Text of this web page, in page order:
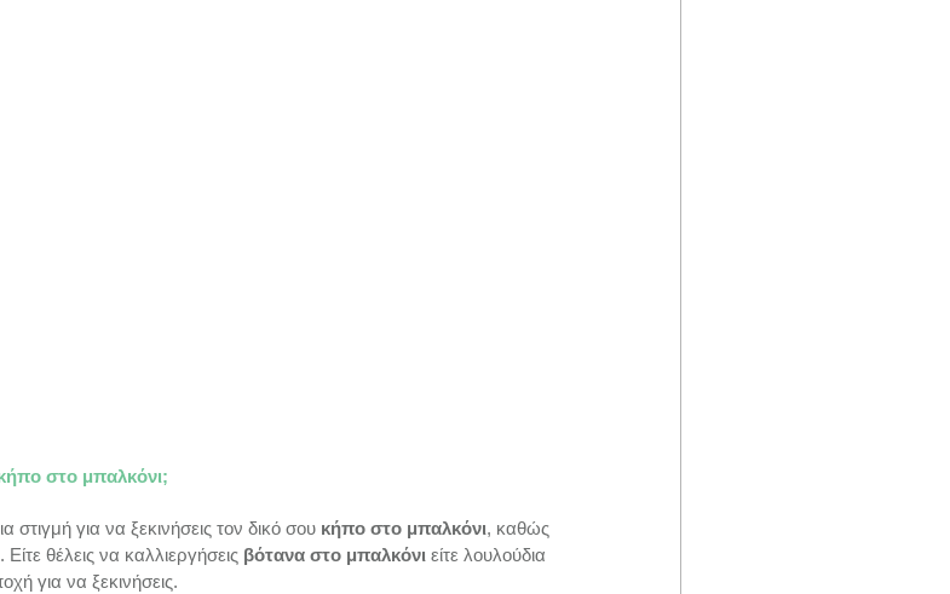
στο μπαλκόνι;
στιγμή για να ξεκινήσεις τον δικό σου κήπο στο μπαλκόνι, καθώς
θέλεις να καλλιεργήσεις βότανα στο μπαλκόνι είτε λουλούδια
για να ξεκινήσεις.